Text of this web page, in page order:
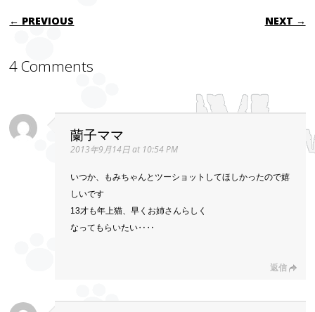
POST NAVIGATION
← PREVIOUS NEXT →
4 Comments
蘭子ママ
2013年9月14日 at 10:54 PM
いつか、もみちゃんとツーショットしてほしかったので嬉
しいです
13才も年上猫、早くお姉さんらしく
なってもらいたい‥‥
返信